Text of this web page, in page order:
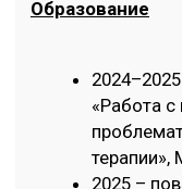
202–2026
переподготовка
терапии: Теория
совместно с АНО
2004–2000
Академическая
Дизайна (ВАШГД)